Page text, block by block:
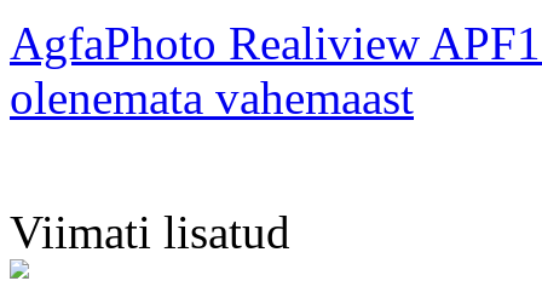
AgfaPhoto Realiview
olenemata vahemaast
Viimati lisatud